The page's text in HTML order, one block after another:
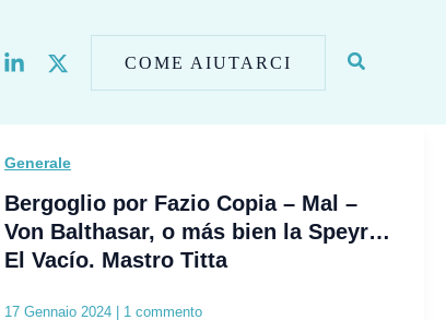
COME AIUTARCI
Generale
Bergoglio por Fazio Copia – Mal –
Von Balthasar, o más bien la Speyr…
El Vacío. Mastro Titta
17 Gennaio 2024 1 commento